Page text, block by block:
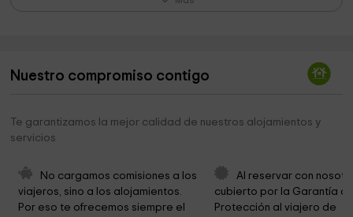
Ayuntamiento de Belchite 5,2 km
Ermita De Nuestra Señora Del Pueyo
Ermita Virgen de los Dolores
Ayuntamiento de Almonacid de la Cuba
Nuestro compromiso contigo
Te garantizamos la mejor calidad de nuestros alojamientos y
servicios
No cargamos comisiones a los
viajeros, sino a los alojamientos.
Por eso te ofrecemos siempre el
Al reservar con
cubierto por la Garantía
Protección al viajero de